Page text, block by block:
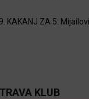
KAKANJ ZA 5:
KLUB